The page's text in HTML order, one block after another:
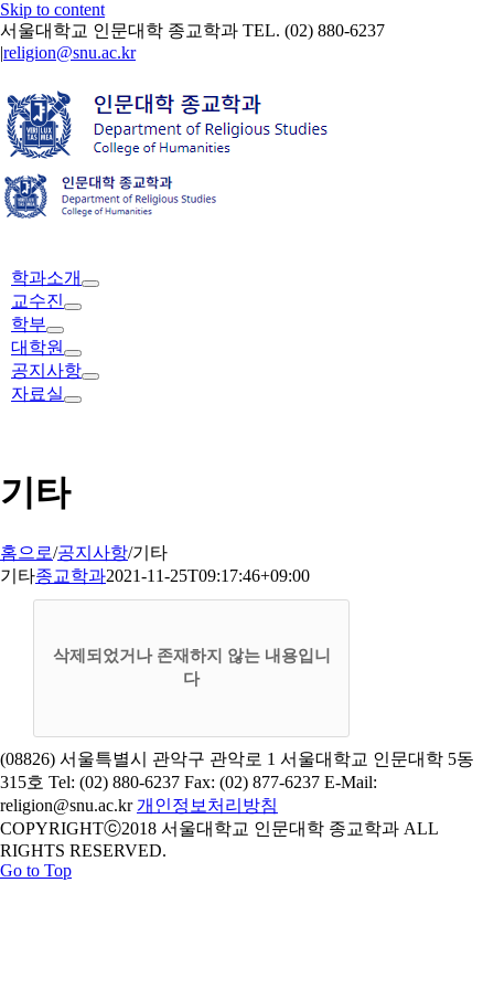
Skip to content
서울대학교 인문대학 종교학과 TEL. (02) 880-6237
|religion@snu.ac.kr
학과소개
교수진
학부
대학원
공지사항
자료실
기타
홈으로/공지사항/기타
기타종교학과2021-11-25T09:17:46+09:00
삭제되었거나 존재하지 않는 내용입니
다
(08826) 서울특별시 관악구 관악로 1 서울대학교 인문대학 5동
315호 Tel: (02) 880-6237 Fax: (02) 877-6237 E-Mail:
religion@snu.ac.kr개인정보처리방침
COPYRIGHTⓒ2018 서울대학교 인문대학 종교학과 ALL
RIGHTS RESERVED.
Go to Top